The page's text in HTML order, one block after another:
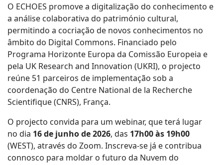
O ECHOES promove a digitalização do conhecimento e
a análise colaborativa do património cultural,
permitindo a cocriação de novos conhecimentos no
âmbito do Digital Commons. Financiado pelo
Programa Horizonte Europa da Comissão Europeia e
pela UK Research and Innovation (UKRI), o projecto
reúne 51 parceiros de implementação sob a
coordenação do Centre National de la Recherche
Scientifique (CNRS), França.
O projecto convida para um webinar, que terá lugar
no dia 16 de junho de 2026, das 17h00 às 19h00
(WEST), através do Zoom. Inscreva-se já e contribua
connosco para moldar o futuro da Nuvem do